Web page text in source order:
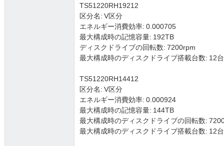
TS51220RH19212
区分名: V区分
エネルギー消費効率: 0.000705
最大構成時の記憶容量: 192TB
ディスクドライブの回転数: 7200rpm
最大構成時のディスクドライブ搭載台数: 12
TS51220RH14412
区分名: V区分
エネルギー消費効率: 0.000924
最大構成時の記憶容量: 144TB
最大構成時のディスクドライブの回転数:
最大構成時のディスクドライブ搭載台数: 12